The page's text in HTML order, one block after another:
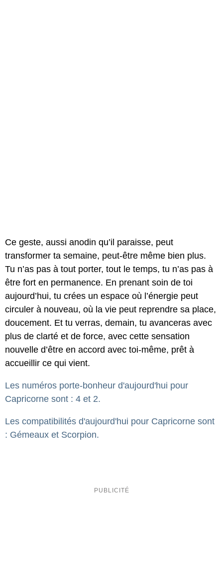
Ce geste, aussi anodin qu’il paraisse, peut
transformer ta semaine, peut-être même bien plus.
Tu n’as pas à tout porter, tout le temps, tu n’as pas à
être fort en permanence. En prenant soin de toi
aujourd’hui, tu crées un espace où l’énergie peut
circuler à nouveau, où la vie peut reprendre sa place,
doucement. Et tu verras, demain, tu avanceras avec
plus de clarté et de force, avec cette sensation
nouvelle d’être en accord avec toi-même, prêt à
accueillir ce qui vient.
Les numéros porte-bonheur d'aujourd'hui pour
Capricorne sont : 4 et 2.
Les compatibilités d'aujourd'hui pour Capricorne sont
: Gémeaux et Scorpion.